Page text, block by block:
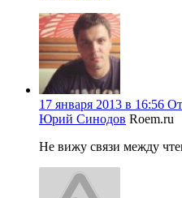
17 января 2013 в 16:56
Юрий Синодов Roem.ru
Не вижу связи между